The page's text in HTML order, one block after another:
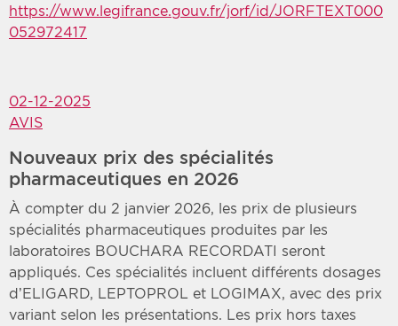
https://www.legifrance.gouv.fr/jorf/id/JORFTEXT000
052972417
02-12-2025
AVIS
Nouveaux prix des spécialités
pharmaceutiques en 2026
À compter du 2 janvier 2026, les prix de plusieurs
spécialités pharmaceutiques produites par les
laboratoires BOUCHARA RECORDATI seront
appliqués. Ces spécialités incluent différents dosages
d’ELIGARD, LEPTOPROL et LOGIMAX, avec des prix
variant selon les présentations. Les prix hors taxes